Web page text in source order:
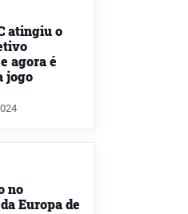
atingiu o
agora é
jogo
no
Europa de